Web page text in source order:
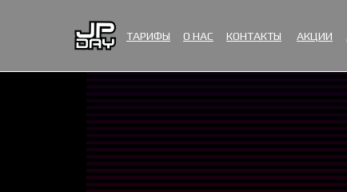
О НАС КОНТАКТЫ
ТАРИФЫ АКЦИИ